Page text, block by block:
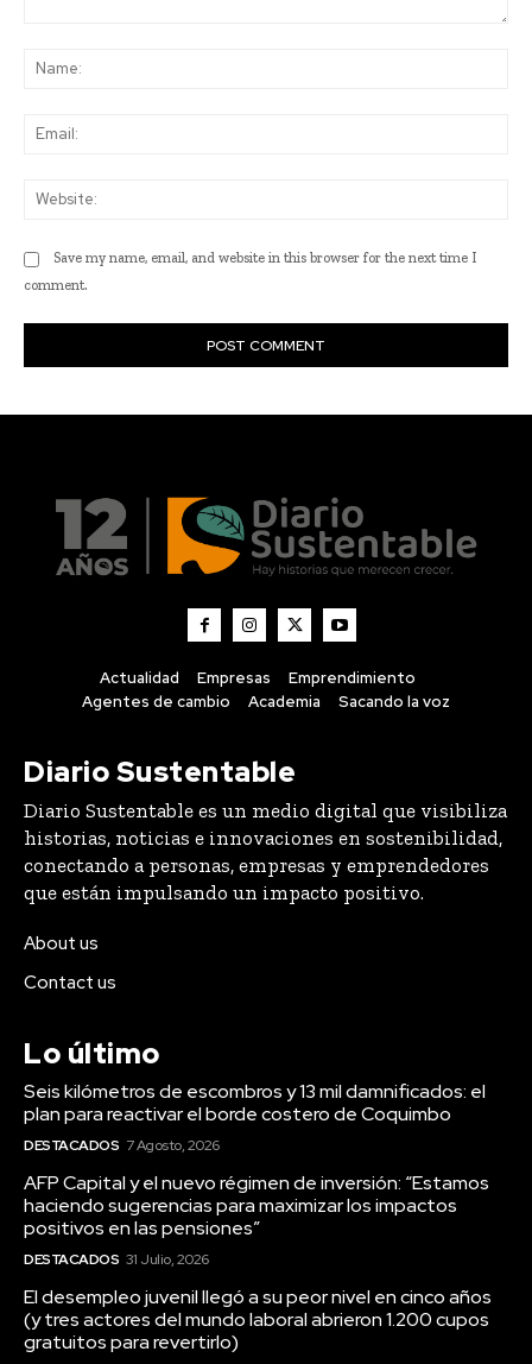
Actualidad Empresas
Emprendimiento
Agentes de cambio
Academia Sacando la voz
Diario Sustentable
Diario Sustentable es un medio digital que visibiliza
historias, noticias e innovaciones en sostenibilidad,
conectando a personas, empresas y emprendedores
que están impulsando un impacto positivo.
About us
Contact us
Lo último
Seis kilómetros de escombros y 13 mil damnificados: el
plan para reactivar el borde costero de Coquimbo
DESTACADOS 7 Agosto, 2026
AFP Capital y el nuevo régimen de inversión: “Estamos
haciendo sugerencias para maximizar los impactos
positivos en las pensiones”
DESTACADOS 31 Julio, 2026
El desempleo juvenil llegó a su peor nivel en cinco años
(y tres actores del mundo laboral abrieron 1.200 cupos
gratuitos para revertirlo)